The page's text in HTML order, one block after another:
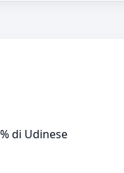
di Udinese